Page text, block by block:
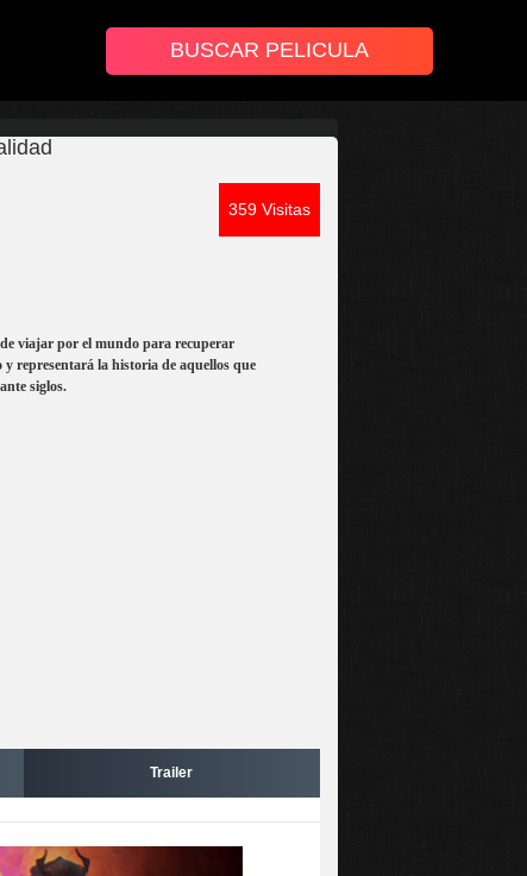
359 Visitas
viajar por el mundo para recuperar
representará la historia de aquellos que
siglos.
Trailer